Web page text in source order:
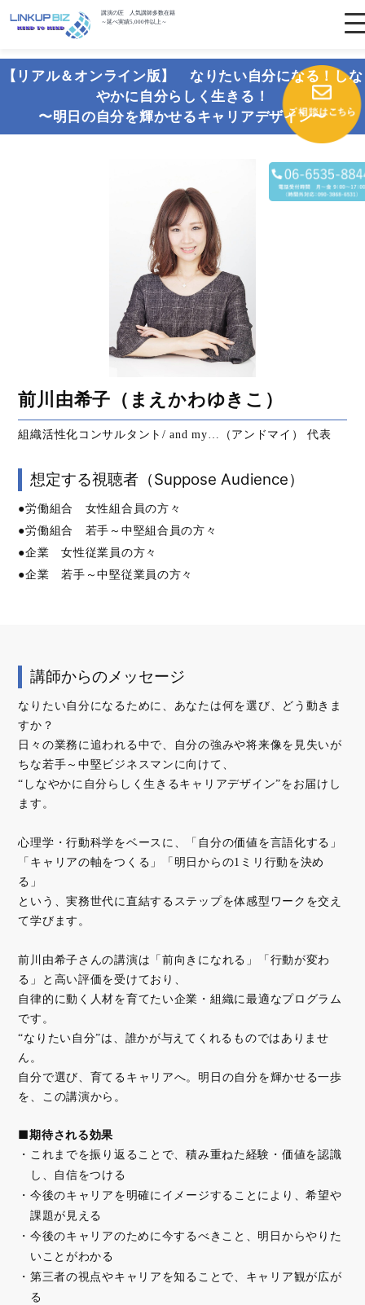
講演の匠 人気講師多数在籍
～延べ実績5,000件以上～
【リアル＆オンライン版】 なりたい自分になる！しな
やかに自分らしく生きる！
〜明日の自分を輝かせるキャリアデザイン〜
前川由希子（まえかわゆきこ）
組織活性化コンサルタント/ and my…（アンドマイ） 代表
想定する視聴者（Suppose Audience）
●労働組合 女性組合員の方々
●労働組合 若手～中堅組合員の方々
●企業 女性従業員の方々
●企業 若手～中堅従業員の方々
講師からのメッセージ
なりたい自分になるために、あなたは何を選び、どう動きま
すか？
日々の業務に追われる中で、自分の強みや将来像を見失いが
ちな若手～中堅ビジネスマンに向けて、
“しなやかに自分らしく生きるキャリアデザイン”をお届けし
ます。
心理学・行動科学をベースに、「自分の価値を言語化する」
「キャリアの軸をつくる」「明日からの1ミリ行動を決め
る」
という、実務世代に直結するステップを体感型ワークを交え
て学びます。
前川由希子さんの講演は「前向きになれる」「行動が変わ
る」と高い評価を受けており、
自律的に動く人材を育てたい企業・組織に最適なプログラム
です。
“なりたい自分”は、誰かが与えてくれるものではありませ
ん。
自分で選び、育てるキャリアへ。明日の自分を輝かせる一歩
を、この講演から。
■期待される効果
これまでを振り返ることで、積み重ねた経験・価値を認識
し、自信をつける
今後のキャリアを明確にイメージすることにより、希望や
課題が見える
今後のキャリアのために今するべきこと、明日からやりた
いことがわかる
第三者の視点やキャリアを知ることで、キャリア観が広が
る